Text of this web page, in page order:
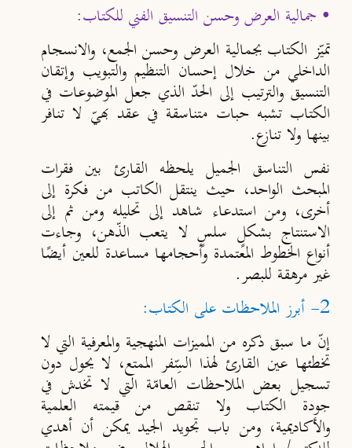
• جمالية العرض وحسن التنسيق الفني للكتاب:
تميّز الكتاب بجمالية العرض وحسن الجمع، والانسجام
الداخلي من خلال إحسان التنظيم والتبويب وإتقان
التنسيق والترتيب إلى الحدّ الذي جعل الموضوعات في
الكتاب تشبه حبات متناسقة في عقد بهيّ لا تنافر
بينها ولا تنازع.
نفس التناسق الجميل يلحظه القارئ بين فقرات
المبحث الواحد، حيث ينتقل الكاتب من فكرة إلى
أخرى، ومن استدعاء شاهد إلى تحليله ومن ثم إلى
الاستنتاج بشكلٍ سلسٍ لا يتعب الذّهن، وجاءت
أنواع الخطوط المعتمدة وأحجامها مساعدة للعين أيضًا
غير مرهقة للبصر.
2- أبرز الملاحظات على الكتاب:
إنّ ما سبق ذكره من المميزات المنهجية والمعرفية التي لا
تخطئها عين القارئ لهذا السِّفر الممتع، لا يحول دون
تسجيل بعض الملاحظات العامّة التي لا تخدش في
جودة الكتاب ولا تنقص من قيمته العلمية
والأكاديمية، ومن باب تجويد الجيد يمكن أن أهدي